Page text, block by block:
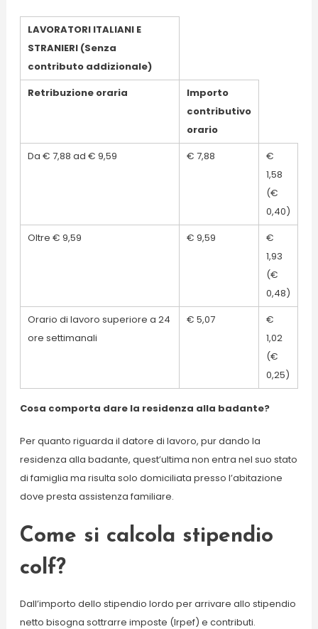
LAVORATORI ITALIANI E
STRANIERI (Senza
contributo addizionale)
Retribuzione oraria
Importo
contributivo
orario
Da € 7,88 ad € 9,59
€ 7,88
€
1,58
(€
0,40)
Oltre € 9,59
€ 9,59
€
1,93
(€
0,48)
Orario di lavoro superiore a 24
ore settimanali
€ 5,07
€
1,02
(€
0,25)
Cosa comporta dare la residenza alla badante?
Per quanto riguarda il datore di lavoro, pur dando la
residenza alla badante, quest’ultima non entra nel suo stato
di famiglia ma risulta solo domiciliata presso l’abitazione
dove presta assistenza familiare.
Come si calcola stipendio
colf?
Dall’importo dello stipendio lordo per arrivare allo stipendio
netto bisogna sottrarre imposte (Irpef) e contributi.